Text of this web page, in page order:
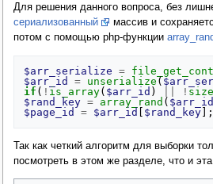
Для решения данного вопроса, без
сериализованный
массив и
потом с помощью php-функции
$arr_serialize =
$arr_id
= unserialize (
if ( ! is_array( $arr_id ) !
$rand_key = array_rand ( $arr_id
$page_id
= $arr_id $rand_key ];
Так как четкий алгоритм для выборки
посмотреть в этом же разделе, что и эта